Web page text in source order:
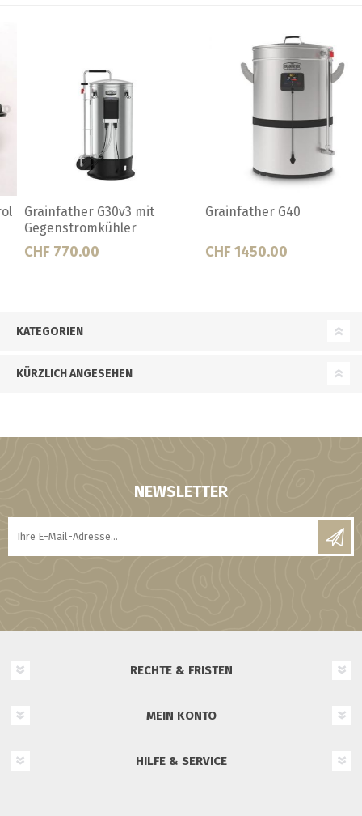
Grainfather G40
CHF 1450.00
Grainfather G70v2
CHF 1749.00
KATEGORIEN
KÜRZLICH ANGESEHEN
NEWSLETTER
RECHTE & FRISTEN
MEIN KONTO
HILFE & SERVICE